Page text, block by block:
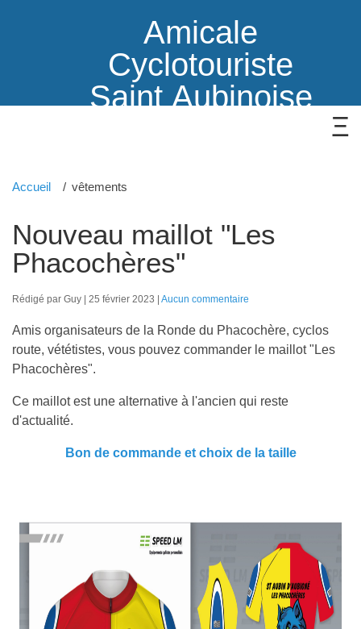
Amicale
Cyclotouriste
Saint Aubinoise
Accueil vêtements
Nouveau maillot "Les
Phacochères"
Rédigé par Guy 25 février 2023 Aucun commentaire
Amis organisateurs de la Ronde du Phacochère, cyclos
route, vététistes, vous pouvez commander le maillot "Les
Phacochères".
Ce maillot est une alternative à l'ancien qui reste
d'actualité.
Bon de commande et choix de la taille